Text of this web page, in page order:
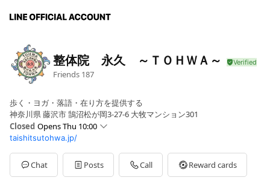
整体院 永久 ～ＴＯＨＷＡ～
Friends 187
歩く・ヨガ・落語・在り方を提供する
神奈川県 藤沢市 鵠沼松が岡3-27-6 大牧マンション301
Closed Opens Thu 10:00
Sun10:00 - 19:00
MonClosed
Tue10:00 - 19:00
Wed10:00 - 19:00
taishitsutohwa.jp/
Chat Posts Call Reward cards